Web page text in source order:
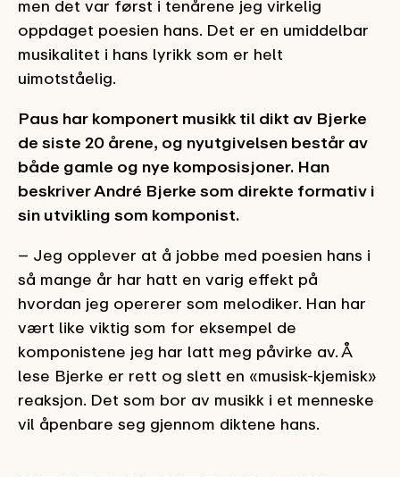
men det var først i tenårene jeg virkelig
oppdaget poesien hans. Det er en umiddelbar
musikalitet i hans lyrikk som er helt
uimotståelig.
Paus har komponert musikk til dikt av Bjerke
de siste 20 årene, og nyutgivelsen består av
både gamle og nye komposisjoner. Han
beskriver André Bjerke som direkte formativ i
sin utvikling som komponist.
– Jeg opplever at å jobbe med poesien hans i
så mange år har hatt en varig effekt på
hvordan jeg opererer som melodiker. Han har
vært like viktig som for eksempel de
komponistene jeg har latt meg påvirke av. Å
lese Bjerke er rett og slett en «musisk-kjemisk»
reaksjon. Det som bor av musikk i et menneske
vil åpenbare seg gjennom diktene hans.